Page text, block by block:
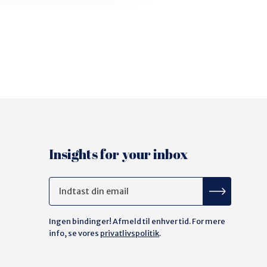
Insights for your inbox
Ingen bindinger! Afmeld til enhver tid. For mere
info, se vores privatlivspolitik.